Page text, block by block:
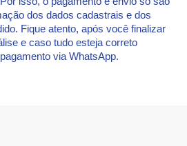
dos dados cadastrais e dos
Fique atento, após você finalizar
e caso tudo esteja correto
via WhatsApp.